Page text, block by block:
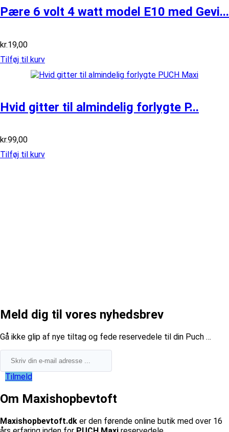
Pære 6 volt 4 watt model E10 med Gevi...
kr.19,00
Tilføj til kurv
Hvid gitter til almindelig forlygte P...
kr.99,00
Tilføj til kurv
Meld dig til vores nyhedsbrev
​Gå ikke glip af nye tiltag og fede reservedele til din Puch …
Tilmeld
Om Maxishopbevtoft
Maxishopbevtoft.dk er den førende online butik med over 16